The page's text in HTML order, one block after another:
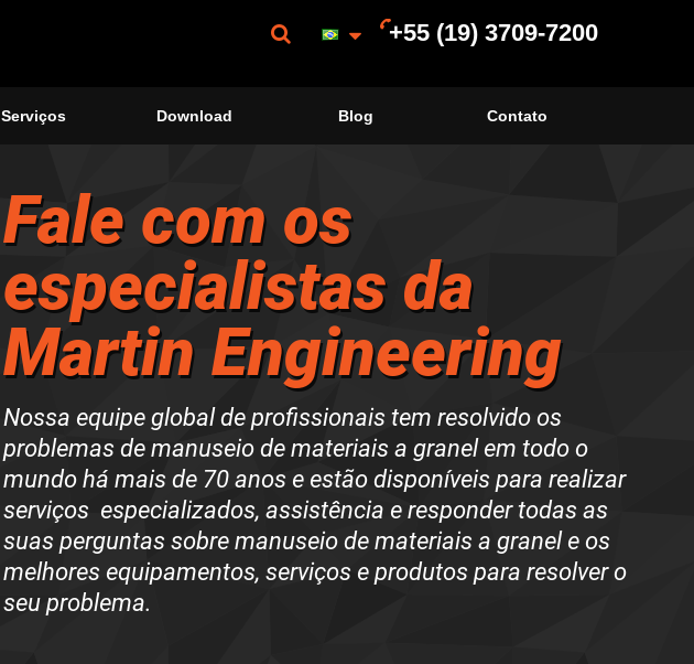
+55 (19) 3709-7200
Serviços Download Blog Contato
Fale com os
especialistas da
Martin Engineering
Nossa equipe global de profissionais tem resolvido os
problemas de manuseio de materiais a granel em todo o
mundo há mais de 70 anos e estão disponíveis para realizar
serviços especializados, assistência e responder todas as
suas perguntas sobre manuseio de materiais a granel e os
melhores equipamentos, serviços e produtos para resolver o
seu problema.